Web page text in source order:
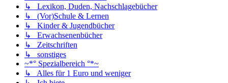
↳ Lexikon, Duden, Nachschlagebücher
↳ (Vor)Schule & Lernen
↳ Kinder & Jugendbücher
↳ Erwachsenenbücher
↳ Zeitschriften
↳ sonstiges
~*° Spezialbereich °*~
↳ Alles für 1 Euro und weniger